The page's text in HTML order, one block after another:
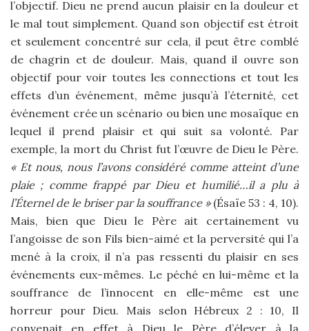
l’objectif. Dieu ne prend aucun plaisir en la douleur et
le mal tout simplement. Quand son objectif est étroit
et seulement concentré sur cela, il peut être comblé
de chagrin et de douleur. Mais, quand il ouvre son
objectif pour voir toutes les connections et tout les
effets d’un événement, même jusqu’à l’éternité, cet
événement crée un scénario ou bien une mosaïque en
lequel il prend plaisir et qui suit sa volonté. Par
exemple, la mort du Christ fut l’œuvre de Dieu le Père.
« Et nous, nous l’avons considéré comme atteint d’une
plaie ; comme frappé par Dieu et humilié…il a plu à
l’Éternel de le briser par la souffrance »(Ésaïe 53 : 4, 10).
Mais, bien que Dieu le Père ait certainement vu
l’angoisse de son Fils bien-aimé et la perversité qui l’a
mené à la croix, il n’a pas ressenti du plaisir en ses
événements eux-mêmes. Le péché en lui-même et la
souffrance de l’innocent en elle-même est une
horreur pour Dieu. Mais selon Hébreux 2 : 10, Il
convenait en effet à Dieu le Père d’élever à la